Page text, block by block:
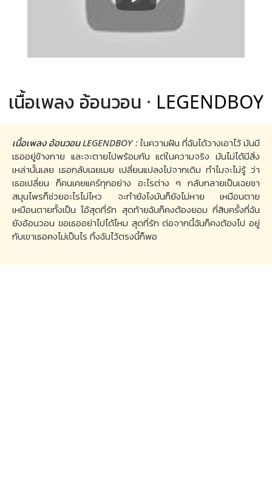
เนื้อเพลง อ้อนวอน · LEGENDBOY
เนื้อเพลง อ้อนวอน LEGENDBOY : ในความฝัน ที่ฉันได้วางเอาไว้ มันมี
เธออยู่ข้างกาย และจะตายไปพร้อมกัน แต่ในความจริง มันไม่ได้มีสิ่ง
เหล่านั้นเลย เธอกลับเฉยเมย เปลี่ยนแปลงไปจากเดิม ทำไมจะไม่รู้ ว่า
เธอเปลี่ยน ก็คนเคยแคร์ทุกอย่าง อะไรต่าง ๆ กลับกลายเป็นเฉยชา
สมุนไพรก็ช่วยอะไรไม่ไหว จะทำยังไงมันก็ยังไม่หาย เหมือนตาย
เหมือนตายทั้งเป็น โอ้สุดที่รัก สุดท้ายฉันก็คงต้องยอม กี่สิบครั้งที่ฉัน
ยังอ้อนวอน ขอเธออย่าไปได้ไหม สุดที่รัก ต่อจากนี้ฉันก็คงต้องไป อยู่
กับเขาเธอคงไม่เป็นไร ทิ้งฉันไว้ตรงนี้ก็พอ